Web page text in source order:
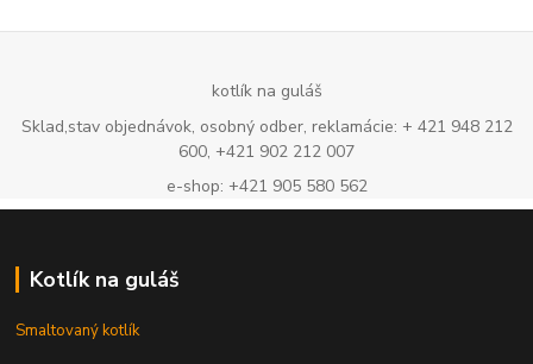
kotlík na guláš
Sklad,stav objednávok, osobný odber, reklamácie: + 421 948 212
600, +421 902 212 007
e-shop: +421 905 580 562
Kotlík na guláš
Smaltovaný kotlík